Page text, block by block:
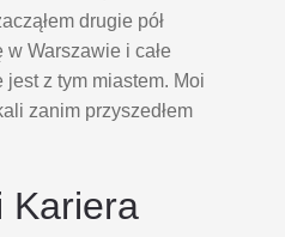
drugie pół
Warszawie i całe
z tym miastem. Moi
zanim przyszedłem
Kariera